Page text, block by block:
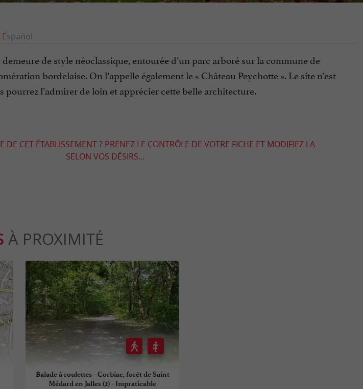
de style néoclassique, entourée d’un parc arboré sur la commune de
bordelaise. On l’appelle également le « Château Peychotte ». Le site n’est
pourrez l’admirer de loin et apprécier cette belle architecture.
DE CET ÉTABLISSEMENT ? PRENEZ LE CONTRÔLE DE VOTRE FICHE ET MODIFIEZ LA
SELON VOS DÉSIRS...
Español
À PROXIMITÉ
Balade à roulettes - Corbiac, forêt de Saint
Médard en Jalles (2) - Impraticable